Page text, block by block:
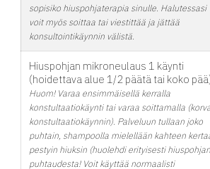
sopisiko hiuspohjaterapia sinulle. Halutessasi
voit myös soittaa tai viestittää ja jättää
konsultointikäynnin välistä.
Hiuspohjan mikroneulaus 1 käynti
(hoidettava alue 1/2 päätä tai koko
Huom! Varaa ensimmäisellä kerralla
konstultaatiokäynti tai varaa soittamalla
konstultaatiokäynnin). Palveluun tullaan joko
puhtain, shampoolla mielellään kahteen
pestyin hiuksin (huolehdi erityisesti hiuspohjan
puhtaudesta! Voit käyttää normaalisti